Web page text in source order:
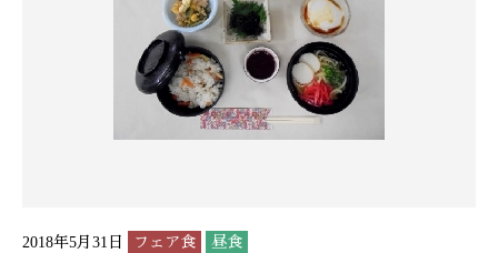
2018年5月31日 フェア食 昼食